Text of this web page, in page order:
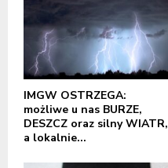
IMGW OSTRZEGA:
możliwe u nas BURZE,
DESZCZ oraz silny WIATR,
a lokalnie...